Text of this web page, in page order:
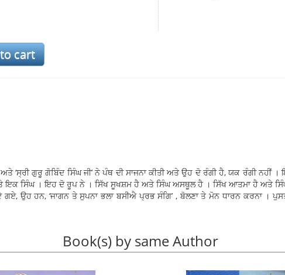
ਗੁਰੂ ਗੋਬਿੰਦ ਸਿੰਘ ਜੀ’ ਨੇ ਪੰਥ ਦੀ ਸਾਜਨਾ ਕੀਤੀ ਅਤੇ ਉਹ ਦੋ ਰੰਗੀ ਹੈ, ਯਕ ਰੰਗੀ ਨਹੀਂ ।
ਅਤੇ ਇਕ ਸਿੰਘ । ਇਹ ਦੋ ਰੂਪ ਨੇ । ਸਿੱਖ ਸੂਖਸ਼ਮ ਹੈ ਅਤੇ ਸਿੰਘ ਅਸਥੂਲ ਹੈ । ਸਿੱਖ ਆਤਮਾ ਹੈ ਅਤੇ
ਉਹ ਹਨ, ‘ਜਾਗਨ ਤੇ ਸੁਪਨਾ ਭਲਾ ਬਸੀਐ ਪ੍ਰਭ ਸੰਗਿ’ , ਬੋਲਣਾ ਤੇ ਮੋਨ ਧਾਰਨ ਕਰਨਾ ।
ਮਖਾਹ ਦੇ ਭਰਮਾਂ ਭੁਲੇਖਿਆਂ ਵਿਚ ਨਾ ਪਇਆ ਰਹੇ ਅਤੇ ਪੂਰੀ ਦ੍ਰਿੜਤਾ ਨਾਲ ਨਾਮ ਜਪ ਕੇ ਪ੍ਰਭੂ
Book(s) by same Author